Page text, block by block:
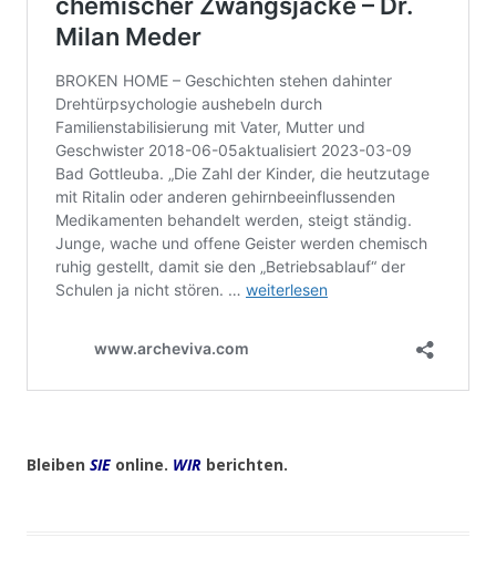
Bleiben SIE online. WIR berichten.